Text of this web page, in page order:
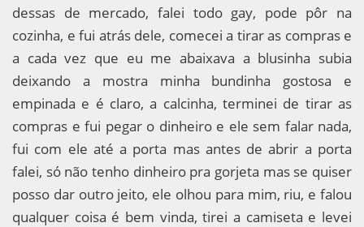
dessas de mercado, falei todo gay, pode pôr na
cozinha, e fui atrás dele, comecei a tirar as compras e
a cada vez que eu me abaixava a blusinha subia
deixando a mostra minha bundinha gostosa e
empinada e é claro, a calcinha, terminei de tirar as
compras e fui pegar o dinheiro e ele sem falar nada,
fui com ele até a porta mas antes de abrir a porta
falei, só não tenho dinheiro pra gorjeta mas se quiser
posso dar outro jeito, ele olhou para mim, riu, e falou
qualquer coisa é bem vinda, tirei a camiseta e levei